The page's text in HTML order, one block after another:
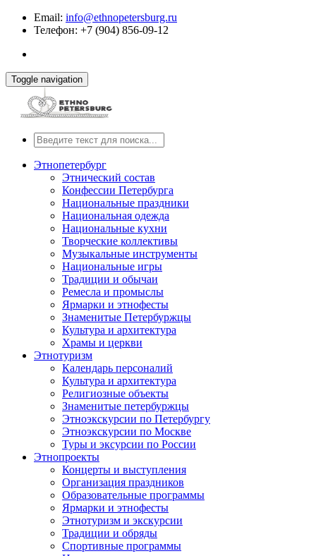
Email: info@ethnopetersburg.ru
Телефон: +7 (904) 856-09-12
Toggle navigation
Этнопетербург
Этнический состав
Конфессии Петербурга
Национальные праздники
Национальная одежда
Национальные кухни
Творческие коллективы
Музыкальные инструменты
Национальные игры
Традиции и обычаи
Ремесла и промыслы
Ярмарки и этнофесты
Знаменитые Петербуржцы
Культура и архитектура
Храмы и церкви
Этнотуризм
Календарь персоналий
Культура и архитектура
Религиозные объекты
Знаменитые петербуржцы
Этноэкскурсии по Петербургу
Этноэкскурсии по Москве
Туры и эксурсии по России
Этнопроекты
Концерты и выступления
Организация праздников
Образовательные программы
Ярмарки и этнофесты
Этнотуризм и экскурсии
Традиции и обряды
Спортивные программы